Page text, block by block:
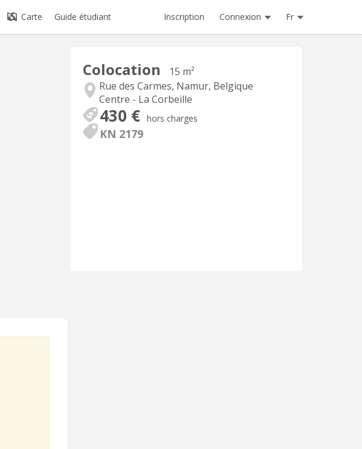
Carte Guide étudiant Inscription Connexion Fr
Colocation
15 m²
Rue des Carmes, Namur, Belgique
Centre - La Corbeille
430 € hors charges
KN 2179